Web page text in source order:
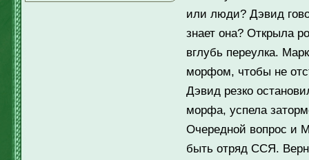
или люди? Дэвид
знает она? Открыла
вглубь переулка.
морфом, чтобы не
Дэвид резко
морфа, успела
Очередной вопрос и
быть отряд ССЯ.